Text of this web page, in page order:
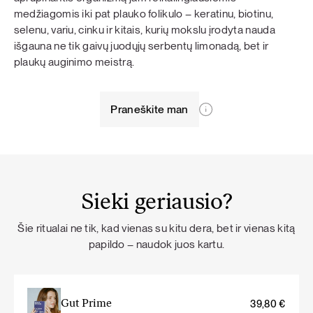
medžiagomis iki pat plauko folikulo – keratinu, biotinu,
selenu, variu, cinku ir kitais, kurių mokslu įrodyta nauda
išgauna ne tik gaivų juodųjų serbentų limonadą, bet ir
plaukų auginimo meistrą.
Praneškite man
Sieki geriausio?
Šie ritualai ne tik, kad vienas su kitu dera, bet ir vienas kitą
papildo – naudok juos kartu.
Gut Prime 39,80€